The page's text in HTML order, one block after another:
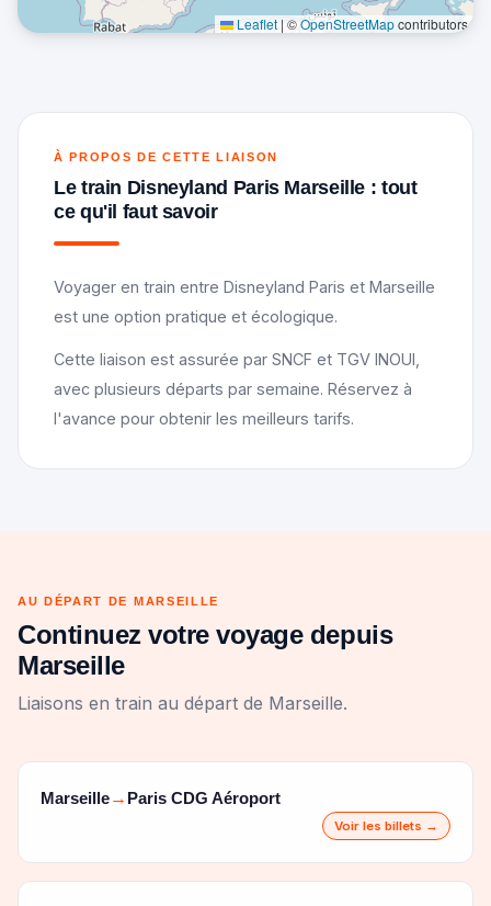
Leaflet | ©OpenStreetMapcontributors
À PROPOS DE CETTE LIAISON
Le train Disneyland Paris Marseille : tout
ce qu'il faut savoir
Voyager en train entre Disneyland Paris et Marseille
est une option pratique et écologique.
Cette liaison est assurée par SNCF et TGV INOUI,
avec plusieurs départs par semaine. Réservez à
l'avance pour obtenir les meilleurs tarifs.
AU DÉPART DE MARSEILLE
Continuez votre voyage depuis
Marseille
Liaisons en train au départ de Marseille.
Marseille→ Paris CDG Aéroport
Voir les billets →